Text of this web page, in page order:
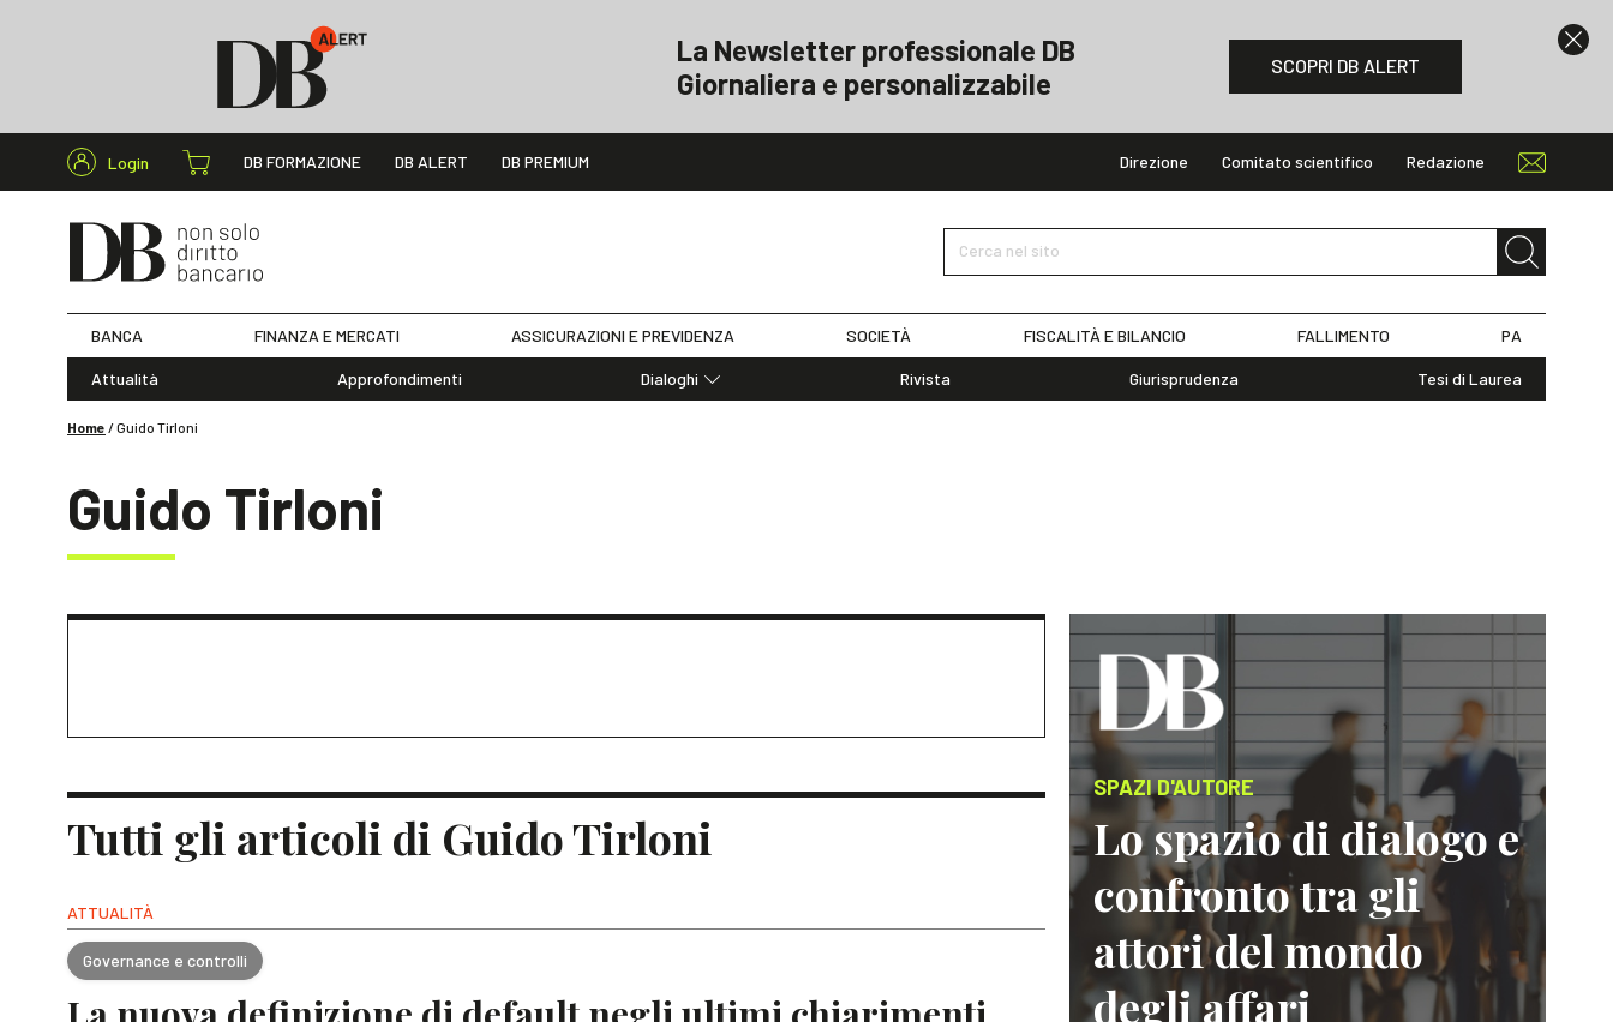
La Newsletter professionale DB
Giornaliera e personalizzabile
SCOPRI DB ALERT
Login DB FORMAZIONE DB ALERT DB PREMIUM Direzione Comitato scientifico Redazione
Cerca nel sito
BANCA FINANZA E MERCATI ASSICURAZIONI E PREVIDENZA SOCIETÀ FISCALITÀ E BILANCIO FALLIMENTO PA
Attualità Approfondimenti
Dialoghi
Rivista Giurisprudenza Tesi di Laurea
Home /Guido Tirloni
Guido Tirloni
Tutti gli articoli di Guido Tirloni
ATTUALITÀ
Governance e controlli
SPAZI D'AUTORE
Lo spazio di dialogo e
confronto tra gli
attori del mondo
degli affari